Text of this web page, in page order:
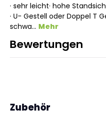
· sehr leicht· hohe
· U- Gestell oder Doppel T
schwa… Mehr
Bewertungen
Produktgalerie überspringen
Zubehör